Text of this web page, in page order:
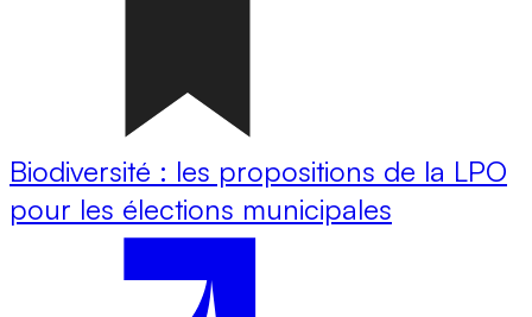
Biodiversité : les propositions de la LPO
pour les élections municipales